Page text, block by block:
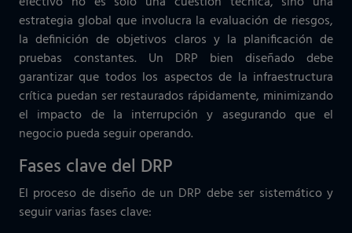
estrategia global que involucra la evaluación de riesgos,
la definición de objetivos claros y la planificación de
pruebas constantes. Un DRP bien diseñado debe
garantizar que todos los aspectos de la infraestructura
crítica puedan ser restaurados rápidamente, minimizando
el impacto de la interrupción y asegurando que el
negocio pueda seguir operando.
Fases clave del DRP
El proceso de diseño de un DRP debe ser sistemático y
seguir varias fases clave: